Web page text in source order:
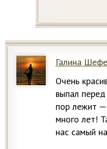
Галина
Очень
выпал
пор лежит
много лет!
нас самый